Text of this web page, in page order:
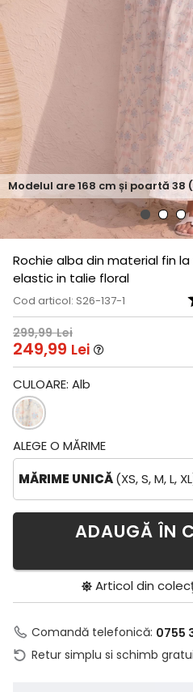
Modelul are168 cm și poartă 38
Rochie alba din material fin
elastic in talie floral
Cod articol: S26-137-1
299,99 Lei
249,99 Lei
CULOARE: Alb
ALEGE O MĂRIME
MĂRIME UNICĂ(XS, S, M, L,
ADAUGĂ ÎN
Articol din
Comandă telefonică: 0755
Retur simplu si schimb